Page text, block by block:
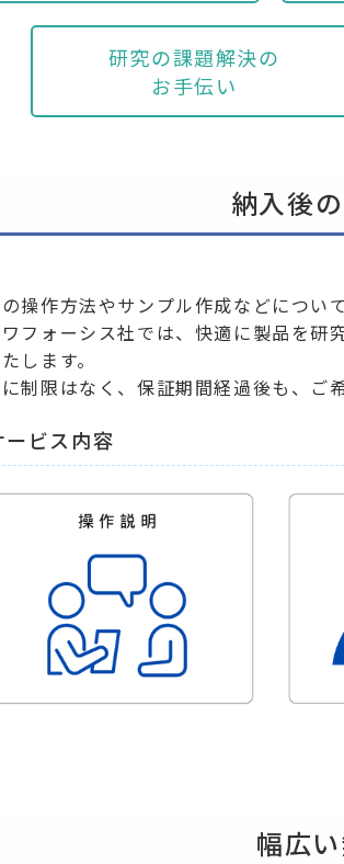
研究の課題解決の
お手伝い
納入後
操作方法やサンプル作成などについ
フォーシス社では、快適に製品を研
します。
制限はなく、保証期間経過後も、ご
ービス内容
幅広